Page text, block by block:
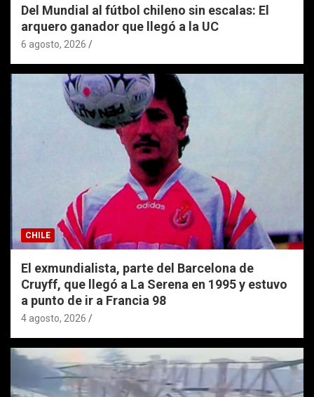
Del Mundial al fútbol chileno sin escalas: El
arquero ganador que llegó a la UC
6 agosto, 2026
CHILE
El exmundialista, parte del Barcelona de
Cruyff, que llegó a La Serena en 1995 y estuvo
a punto de ir a Francia 98
4 agosto, 2026